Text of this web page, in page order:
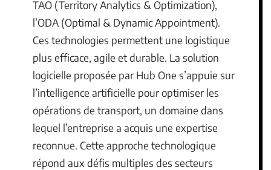
TAO (Territory Analytics & Optimization),
l’ODA (Optimal & Dynamic Appointment).
Ces technologies permettent une logistique
plus efficace, agile et durable. La solution
logicielle proposée par Hub One s’appuie sur
l’intelligence artificielle pour optimiser les
opérations de transport, un domaine dans
lequel l’entreprise a acquis une expertise
reconnue. Cette approche technologique
répond aux défis multiples des secteurs